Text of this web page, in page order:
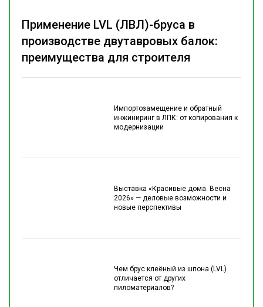
Импортозамещение и обратный
инжиниринг в ЛПК: от копирования к
модернизации
Выставка «Красивые дома. Весна
2026» — деловые возможности и
новые перспективы
Чем брус клеёный из шпона (LVL)
отличается от других
пиломатериалов?
Применение LVL (ЛВЛ)-бруса в
производстве двутавровых балок:
преимущества для строителя